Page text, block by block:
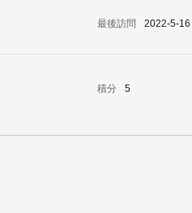
最後訪問
2022-5-
積分
5